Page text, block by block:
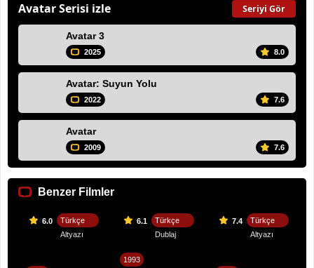
Avatar Serisi izle Seriyi Gör
Avatar 3
2025 8.0
Avatar: Suyun Yolu
2022 7.6
Avatar
2009 7.6
Benzer Filmler
6.0
Türkçe
Altyazı
6.1
Türkçe
Dublaj
1993
7.4
Türkçe
Altyazı